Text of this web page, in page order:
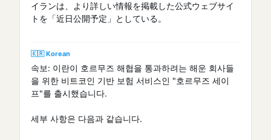
イランは、より詳しい情報を掲載した公式ウェブサイ
トを「近日公開予定」としている。
🇰🇷 Korean
속보: 이란이 호르무즈 해협을 통과하려는 해운 회사들
을 위한 비트코인 기반 보험 서비스인 "호르무즈 세이
프"를 출시했습니다.
세부 사항은 다음과 같습니다.